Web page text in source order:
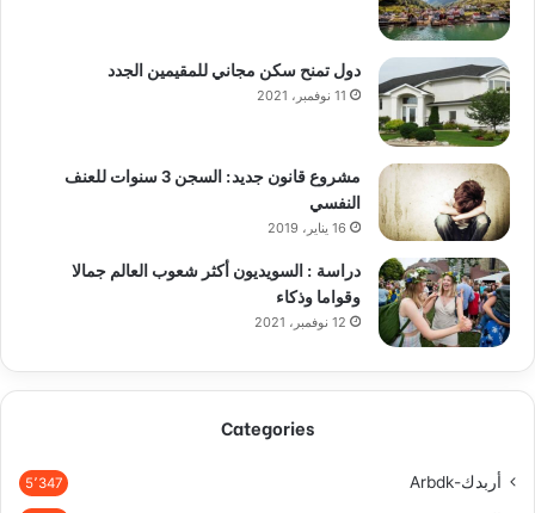
دول تمنح سكن مجاني للمقيمين الجدد
11 نوفمبر، 2021
مشروع قانون جديد: السجن 3 سنوات للعنف
النفسي
16 يناير، 2019
دراسة : السويديون أكثر شعوب العالم جمالا
وقواما وذكاء
12 نوفمبر، 2021
Categories
أربدك-Arbdk 5٬347